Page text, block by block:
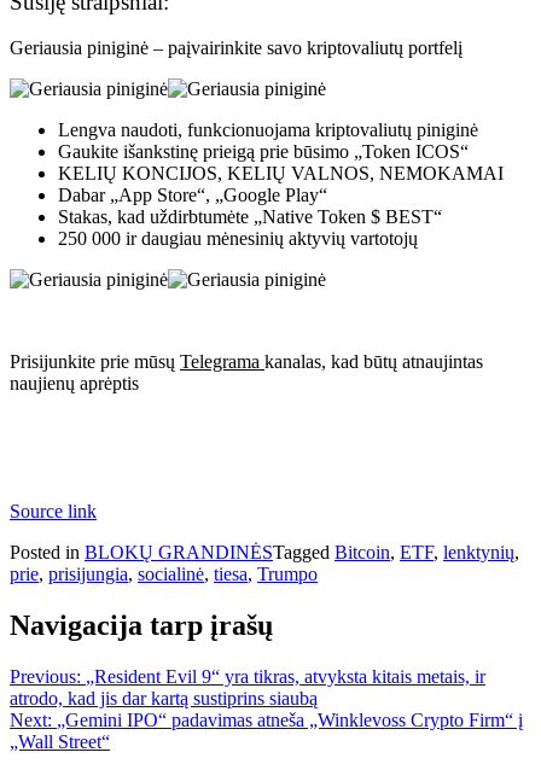
Geriausia piniginė – paįvairinkite savo kriptovaliutų portfelį
Lengva naudoti, funkcionuojama kriptovaliutų piniginė
Gaukite išankstinę prieigą prie būsimo „Token ICOS“
KELIŲ KONCIJOS, KELIŲ VALNOS, NEMOKAMAI
Dabar „App Store“, „Google Play“
Stakas, kad uždirbtumėte „Native Token $ BEST“
250 000 ir daugiau mėnesinių aktyvių vartotojų
Prisijunkite prie mūsų Telegrama kanalas, kad būtų atnaujintas
naujienų aprėptis
Source link
Posted in BLOKŲ GRANDINĖSTagged Bitcoin, ETF, lenktynių,
prie, prisijungia, socialinė, tiesa, Trumpo
Navigacija tarp įrašų
Previous: „Resident Evil 9“ yra tikras, atvyksta kitais metais, ir
atrodo, kad jis dar kartą sustiprins siaubą
Next: „Gemini IPO“ padavimas atneša „Winklevoss Crypto Firm“ į
„Wall Street“